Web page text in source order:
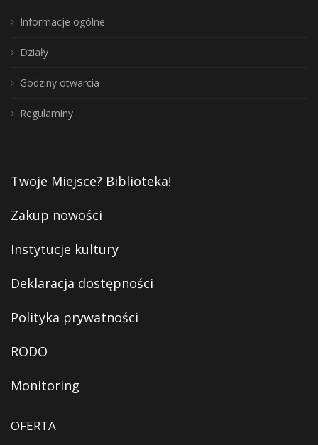
Informacje ogólne
Działy
Godziny otwarcia
Regulaminy
Twoje Miejsce? Biblioteka!
Zakup nowości
Instytucje kultury
Deklaracja dostępności
Polityka prywatności
RODO
Monitoring
OFERTA